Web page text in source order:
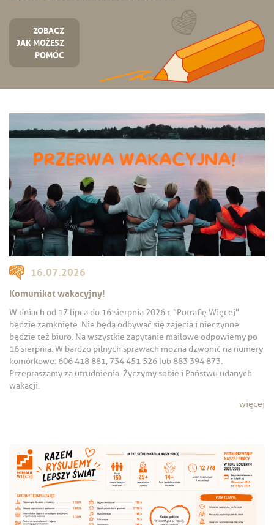
ZOBACZ
JAK MOŻESZ
POMÓC
16.07.2026
Komunikat wakacyjny!
W dniach od 17 lipca do 16 sierpnia 2026 r. "Potrafię Więcej"
będzie zamknięte. Nie będą odbywać się zajęcia i nieczynne
będzie też biuro. Na wszystkie zapytanie mailowe odpowiemy po
16 sierpnia. W bardzo pilnych sprawach można dzwonić na numery
komórkowe: 606 418 881, 734 451 526 lub 883 394 873.
Przepraszamy za utrudnienia. Życzymy sobie i Państwu udanych
wakacji.
więcej